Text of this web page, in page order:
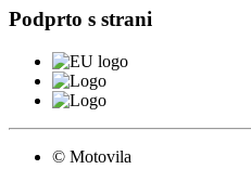
Podprto s strani
© Motovila